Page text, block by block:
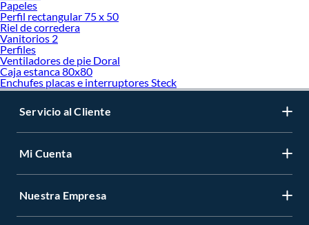
Papeles
Perfil rectangular 75 x 50
Riel de corredera
Vanitorios 2
Perfiles
Ventiladores de pie Doral
Caja estanca 80x80
Enchufes placas e interruptores Steck
Servicio al Cliente
Mi Cuenta
Nuestra Empresa